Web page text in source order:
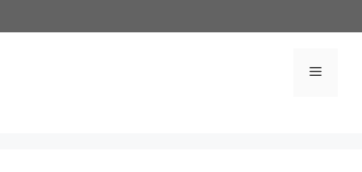
al
Menú